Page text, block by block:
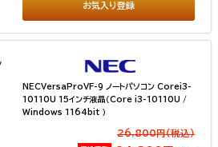
お気入り登録
NECVersaProVF-9 ノートパソコン Corei3-
10110U 15インチ液晶（Core i3-10110U /
Windows 1164bit ）
26,800円(税込）